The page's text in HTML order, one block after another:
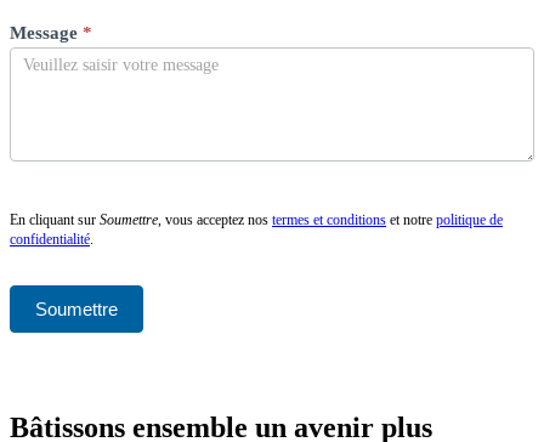
Message *
En cliquant sur Soumettre, vous acceptez nos termes et conditions et notre politique de
confidentialité.
Soumettre
Bâtissons ensemble un avenir plus